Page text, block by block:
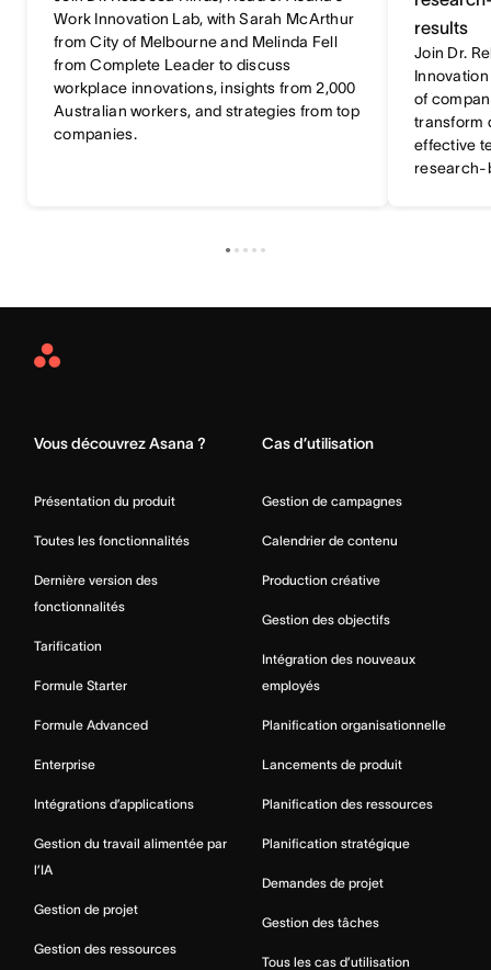
Work Innovation Lab, with Sarah McArthur
from City of Melbourne and Melinda Fell
from Complete Leader to discuss
workplace innovations, insights from 2,000
Australian workers, and strategies from top
companies.
results
Join Dr.
of
transform
effective
research-
Asana
Vous découvrez Asana ?
Présentation du produit
Toutes les fonctionnalités
Dernière version des
fonctionnalités
Tarification
Formule Starter
Formule Advanced
Enterprise
Intégrations d’applications
Gestion du travail alimentée par
l’IA
Gestion de projet
Gestion des ressources
Cas d’utilisation
Gestion de campagnes
Calendrier de contenu
Production créative
Gestion des objectifs
Intégration des nouveaux
employés
Planification organisationnelle
Lancements de produit
Planification des ressources
Planification stratégique
Demandes de projet
Gestion des tâches
Tous les cas d’utilisation